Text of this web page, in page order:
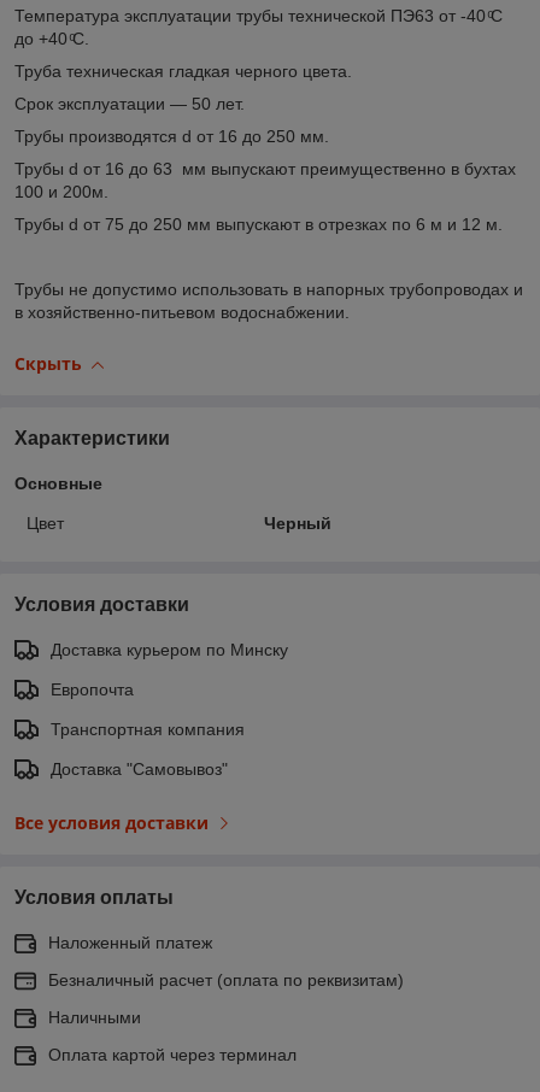
Температура эксплуатации трубы технической ПЭ63 от ‑40 ͦС
до +40 ͦС.
Труба техническая гладкая черного цвета.
Срок эксплуатации — 50 лет.
Трубы производятся d от 16 до 250 мм.
Трубы d от 16 до 63 мм выпускают преимущественно в бухтах
100 и 200м.
Трубы d от 75 до 250 мм выпускают в отрезках по 6 м и 12 м.
Трубы не допустимо использовать в напорных трубопроводах и
в хозяйственно-питьевом водоснабжении.
Скрыть
Характеристики
Основные
Цвет Черный
Условия доставки
Доставка курьером по Минску
Европочта
Транспортная компания
Доставка "Самовывоз"
Все условия доставки
Условия оплаты
Наложенный платеж
Безналичный расчет (оплата по реквизитам)
Наличными
Оплата картой через терминал